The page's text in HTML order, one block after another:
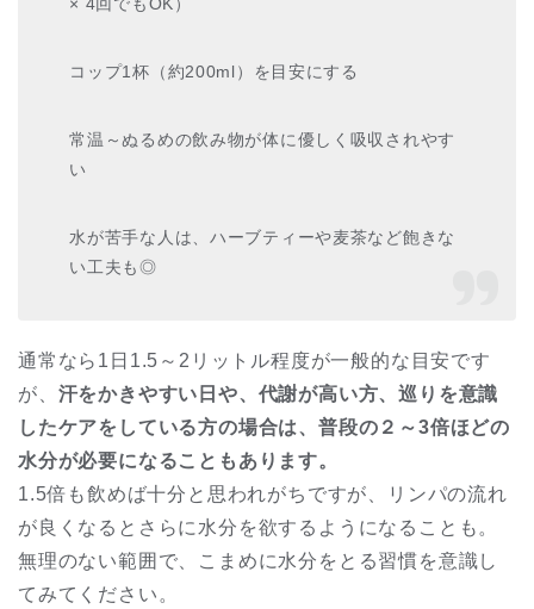
コップ1杯（約200ml）を目安にする
常温～ぬるめの飲み物が体に優しく吸収されやす
い
水が苦手な人は、ハーブティーや麦茶など飽きな
い工夫も◎
通常なら1日1.5～2リットル程度が一般的な目安です
が、 汗をかきやすい日や、代謝が高い方、巡りを意識
したケアをしている方の場合は、普段の２～3倍ほどの
水分が必要になることもあります。
1.5倍も飲めば十分と思われがちですが、リンパの流れ
が良くなるとさらに水分を欲するようになることも。
無理のない範囲で、こまめに水分をとる習慣を意識し
てみてください。